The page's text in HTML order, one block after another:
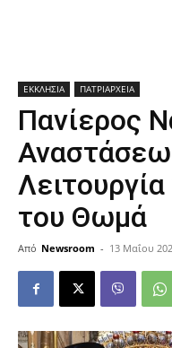
ΕΚΚΛΗΣΙΑ ΠΑΤΡΙΑΡΧΕΙΑ
Πανίερος
του Θωμά
Από Newsroom - 13 Μαΐου